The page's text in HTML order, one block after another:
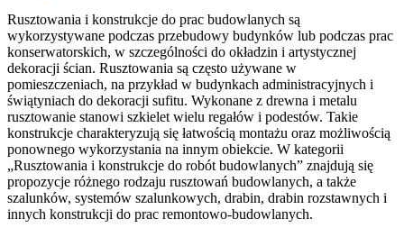
Rusztowania i konstrukcje do prac budowlanych są
wykorzystywane podczas przebudowy budynków lub podczas prac
konserwatorskich, w szczególności do okładzin i artystycznej
dekoracji ścian. Rusztowania są często używane w
pomieszczeniach, na przykład w budynkach administracyjnych i
świątyniach do dekoracji sufitu. Wykonane z drewna i metalu
rusztowanie stanowi szkielet wielu regałów i podestów. Takie
konstrukcje charakteryzują się łatwością montażu oraz możliwością
ponownego wykorzystania na innym obiekcie. W kategorii
„Rusztowania i konstrukcje do robót budowlanych” znajdują się
propozycje różnego rodzaju rusztowań budowlanych, a także
szalunków, systemów szalunkowych, drabin, drabin rozstawnych i
innych konstrukcji do prac remontowo-budowlanych.